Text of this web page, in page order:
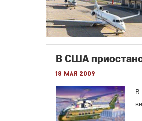
В США
18 мая 2009
В